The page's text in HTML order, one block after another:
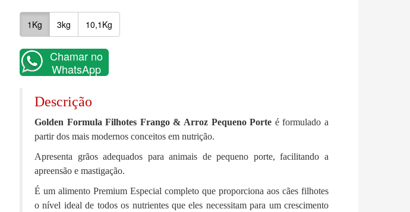
1Kg 3kg 10,1Kg
Chamar no
WhatsApp
Descrição
Golden Formula Filhotes Frango & Arroz Pequeno Porte é formulado a
partir dos mais modernos conceitos em nutrição.
Apresenta grãos adequados para animais de pequeno porte, facilitando a
apreensão e mastigação.
É um alimento Premium Especial completo que proporciona aos cães filhotes
o nível ideal de todos os nutrientes que eles necessitam para um crescimento